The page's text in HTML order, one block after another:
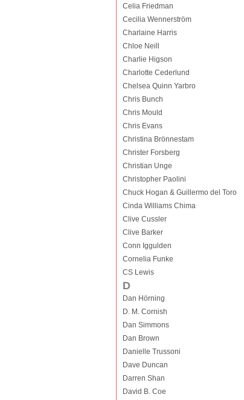
Celia Friedman
Cecilia Wennerström
Charlaine Harris
Chloe Neill
Charlie Higson
Charlotte Cederlund
Chelsea Quinn Yarbro
Chris Bunch
Chris Mould
Chris Evans
Christina Brönnestam
Christer Forsberg
Christian Unge
Christopher Paolini
Chuck Hogan & Guillermo del Toro
Cinda Williams Chima
Clive Cussler
Clive Barker
Conn Iggulden
Cornelia Funke
CS Lewis
D
Dan Hörning
D. M. Cornish
Dan Simmons
Dan Brown
Danielle Trussoni
Dave Duncan
Darren Shan
David B. Coe